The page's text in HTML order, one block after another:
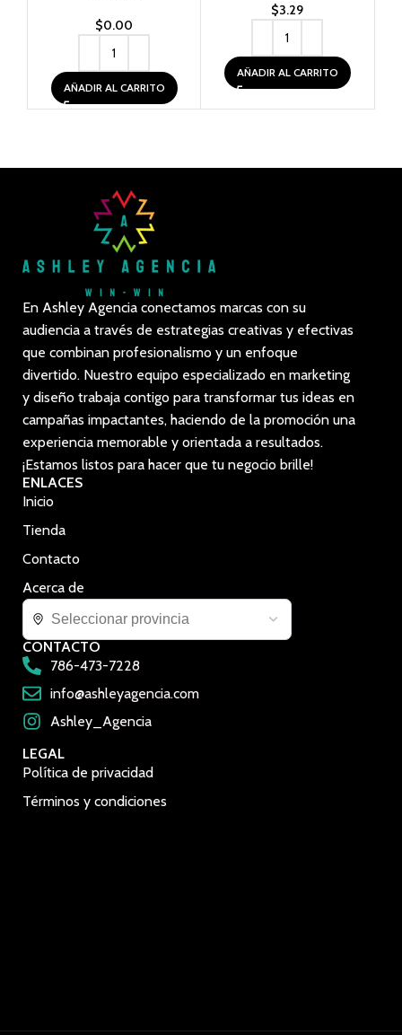
$0.00
AÑADIR AL CARRITO
$3.29
AÑADIR AL CARRITO
En Ashley Agencia conectamos marcas con su
audiencia a través de estrategias creativas y efectivas
que combinan profesionalismo y un enfoque
divertido. Nuestro equipo especializado en marketing
y diseño trabaja contigo para transformar tus ideas en
campañas impactantes, haciendo de la promoción una
experiencia memorable y orientada a resultados.
¡Estamos listos para hacer que tu negocio brille!
ENLACES
Inicio
Tienda
Contacto
Acerca de
CONTACTO
786-473-7228
info@ashleyagencia.com
Ashley_Agencia
LEGAL
Política de privacidad
Términos y condiciones